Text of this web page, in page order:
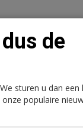
de
sturen u dan een
populaire